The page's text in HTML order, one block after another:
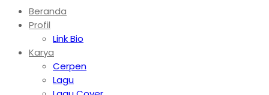
Beranda
Profil
Link Bio
Karya
Cerpen
Lagu